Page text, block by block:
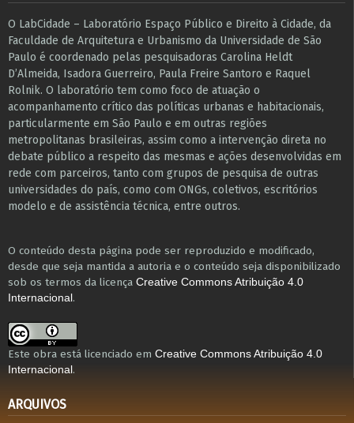
O LabCidade – Laboratório Espaço Público e Direito à Cidade, da
Faculdade de Arquitetura e Urbanismo da Universidade de São
Paulo é coordenado pelas pesquisadoras Carolina Heldt
D’Almeida, Isadora Guerreiro, Paula Freire Santoro e Raquel
Rolnik. O laboratório tem como foco de atuação o
acompanhamento crítico das políticas urbanas e habitacionais,
particularmente em São Paulo e ​em outras regiões
metropolitanas brasileiras, assim como a intervenção direta no
debate público a respeito das mesmas e ações desenvolvidas em
r​e​de com parceiros, tanto com grupos de pesquisa ​de outras
universidades do país, como com ONGs, coletivos, escritórios
modelo e de assistência técnica​, entre outros​.
O conteúdo desta página pode ser reproduzido e modificado,
desde que seja mantida a autoria e o conteúdo seja disponibilizado
sob os termos da licença Creative Commons Atribuição 4.0
Internacional .
Este obra está licenciado em Creative Commons Atribuição 4.0
Internacional .
ARQUIVOS